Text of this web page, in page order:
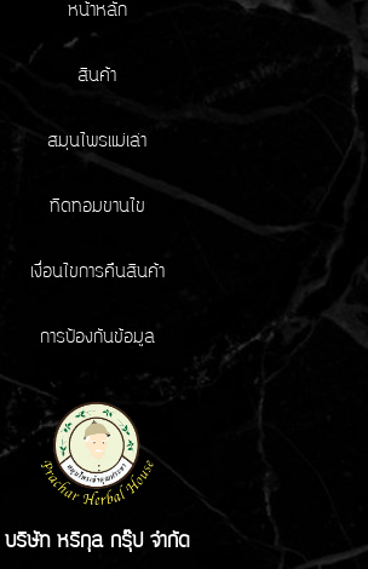
หน้าหลัก
สินค้า
สมุนไพรแม่เล่า
ทิดทอมขานไข
เงื่อนไขการคืนสินค้า
การป้องกันข้อมูล
บริษัท หริกุล กรุ๊ป จำกัด